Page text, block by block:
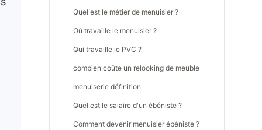
Quel est le métier de menuisier ?
Où travaille le menuisier ?
Qui travaille le PVC ?
combien coûte un relooking de meuble
menuiserie définition
Quel est le salaire d'un ébéniste ?
Comment devenir menuisier ébéniste ?